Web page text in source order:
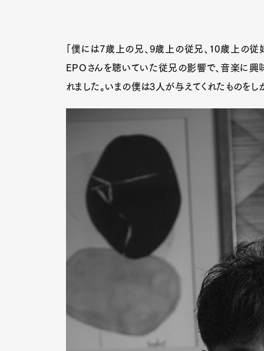
「僕には7歳上の兄、9歳上の従兄、10歳上の
EPOさんを聴いていた従兄の影響で、音楽に興
れました。いまの僕は3人が与えてくれたものをし